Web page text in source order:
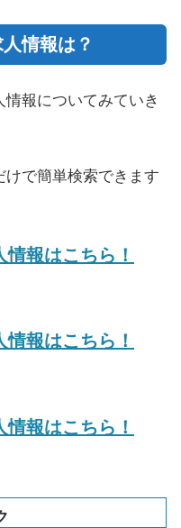
情報は？
報についてみていき
で簡単検索できます
報はこちら！
報はこちら！
報はこちら！